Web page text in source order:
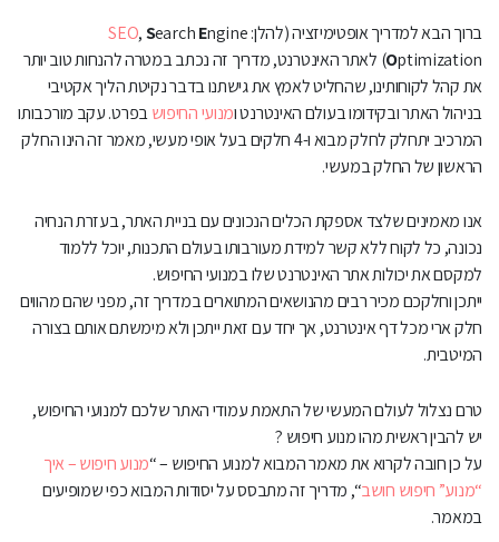
ברוך הבא למדריך אופטימיזציה (להלן: SEO,SearchEngine
Optimization) לאתר האינטרנט, מדריך זה נכתב במטרה להנחות טוב יותר
את קהל לקוחותינו, שהחליט לאמץ את גישתנו בדבר נקיטת הליך אקטיבי
בניהול האתר ובקידומו בעולם האינטרנט ומנועי החיפושבפרט. עקב מורכבותו
המרכיב יתחלק לחלק מבוא ו-4 חלקים בעל אופי מעשי, מאמר זה הינו החלק
הראשון של החלק במעשי.
אנו מאמינים שלצד אספקת הכלים הנכונים עם בניית האתר, בעזרת הנחיה
נכונה, כל לקוח ללא קשר למידת מעורבותו בעולם התכנות, יוכל ללמוד
למקסם את יכולות אתר האינטרנט שלו במנועי החיפוש.
ייתכן וחלקכם מכיר רבים מהנושאים המתוארים במדריך זה, מפני שהם מהווים
חלק ארי מכל דף אינטרנט, אך יחד עם זאת ייתכן ולא מימשתם אותם בצורה
המיטבית.
טרם נצלול לעולם המעשי של התאמת עמודי האתר שלכם למנועי החיפוש,
יש להבין ראשית מהו מנוע חיפוש ?
על כן חובה לקרוא את מאמר המבוא למנוע החיפוש – “מנוע חיפוש – איך
“מנוע” חיפוש חושב“, מדריך זה מתבסס על יסודות המבוא כפי שמופיעים
במאמר.